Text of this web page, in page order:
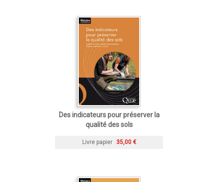
Des indicateurs pour préserver la
qualité des sols
Livre papier 35,00 €